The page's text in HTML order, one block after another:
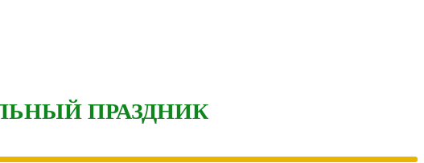
ПРАЗДНИК